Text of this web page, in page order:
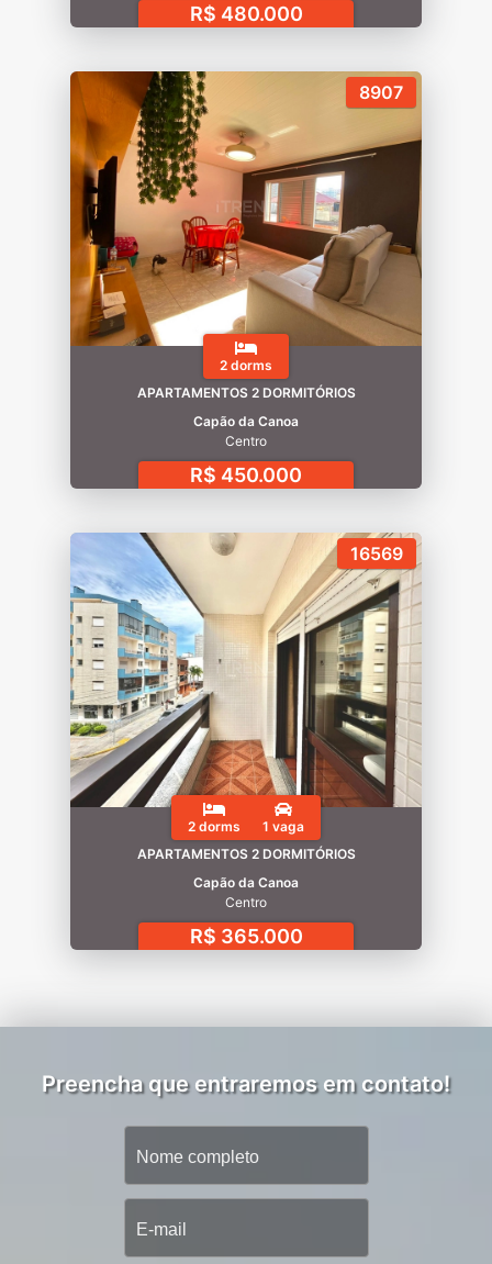
R$ 480.000
8907
2 dorms
APARTAMENTOS 2 DORMITÓRIOS
Capão da Canoa
Centro
R$ 450.000
16569
2 dorms
1 vaga
APARTAMENTOS 2 DORMITÓRIOS
Capão da Canoa
Centro
R$ 365.000
Preencha que entraremos em contato!